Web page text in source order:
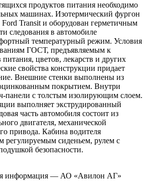
продуктов питания необходимо
машинах. Изотермический фургон
Ford Transit и оборудован герметичным
следования в автомобиле
температурный режим. Условия
ГОСТ, предъявляемым к
цветов, лекарств и других
свойства конструкции придает
Внешние стенки выполнены из
покрытием. Внутри
панели с толстым изолирующим слоем.
выполняет экструдированный
часть автомобиля состоит из
двигателя, механической
привода. Кабина водителя
регулируемым сиденьем, рулем с
безопасности.
информация — АО «Авилон АГ»